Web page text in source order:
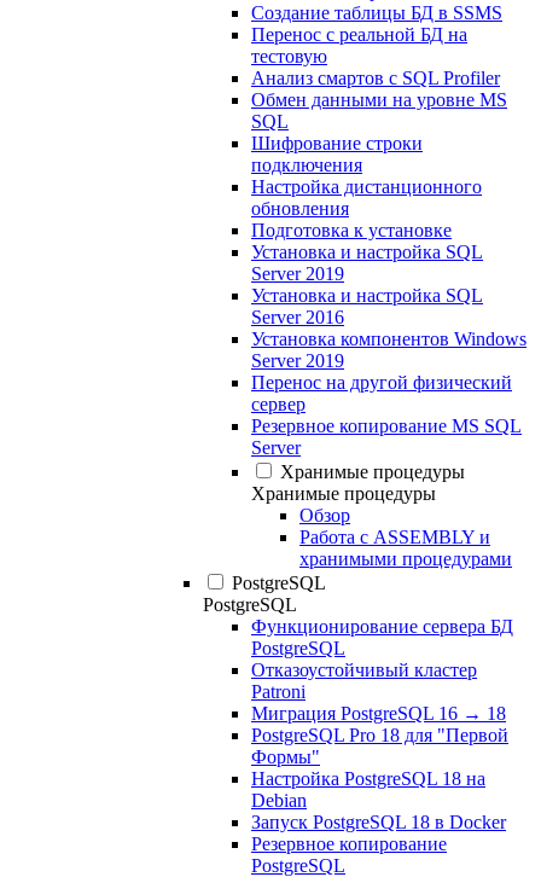
Создание таблицы БД в SSMS
Перенос с реальной БД на
тестовую
Анализ смартов с SQL Profiler
Обмен данными на уровне MS
SQL
Шифрование строки
подключения
Настройка дистанционного
обновления
Подготовка к установке
Установка и настройка SQL
Server 2019
Установка и настройка SQL
Server 2016
Установка компонентов Windows
Server 2019
Перенос на другой физический
сервер
Резервное копирование MS SQL
Server
Хранимые процедуры
Хранимые процедуры
Обзор
Работа с ASSEMBLY и
хранимыми процедурами
PostgreSQL
PostgreSQL
Функционирование сервера БД
PostgreSQL
Отказоустойчивый кластер
Patroni
Миграция PostgreSQL 16 → 18
PostgreSQL Pro 18 для "Первой
Формы"
Настройка PostgreSQL 18 на
Debian
Запуск PostgreSQL 18 в Docker
Резервное копирование
PostgreSQL